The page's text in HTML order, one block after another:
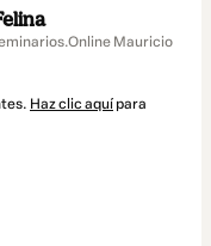
Mauricio
Haz clic aquí para